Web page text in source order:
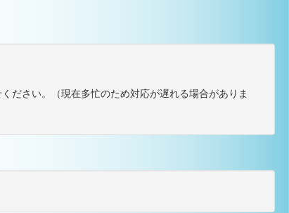
ださい。（現在多忙のため対応が遅れる場合がありま